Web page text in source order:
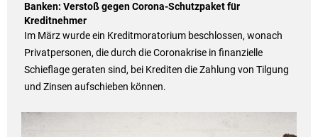
Banken: Verstoß gegen Corona-Schutzpaket für
Kreditnehmer
Im März wurde ein Kreditmoratorium beschlossen, wonach
Privatpersonen, die durch die Coronakrise in finanzielle
Schieflage geraten sind, bei Krediten die Zahlung von Tilgung
und Zinsen aufschieben können.